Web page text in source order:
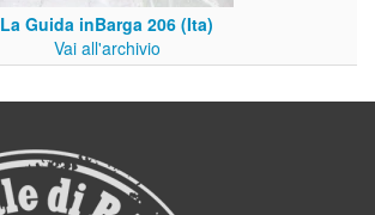
La Guida inBarga 206 (Ita)
Vai all'archivio